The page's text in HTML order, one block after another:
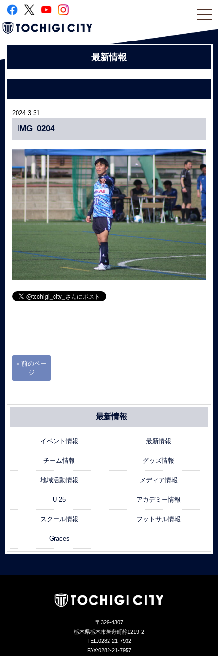
最新情報
2024.3.31
IMG_0204
« 前のペー
ジ
最新情報
イベント情報 最新情報
チーム情報 グッズ情報
地域活動情報 メディア情報
U-25 アカデミー情報
スクール情報 フットサル情報
Graces
〒329-4307
栃木県栃木市岩舟町静1219-2
TEL:0282-21-7932
FAX:0282-21-7957